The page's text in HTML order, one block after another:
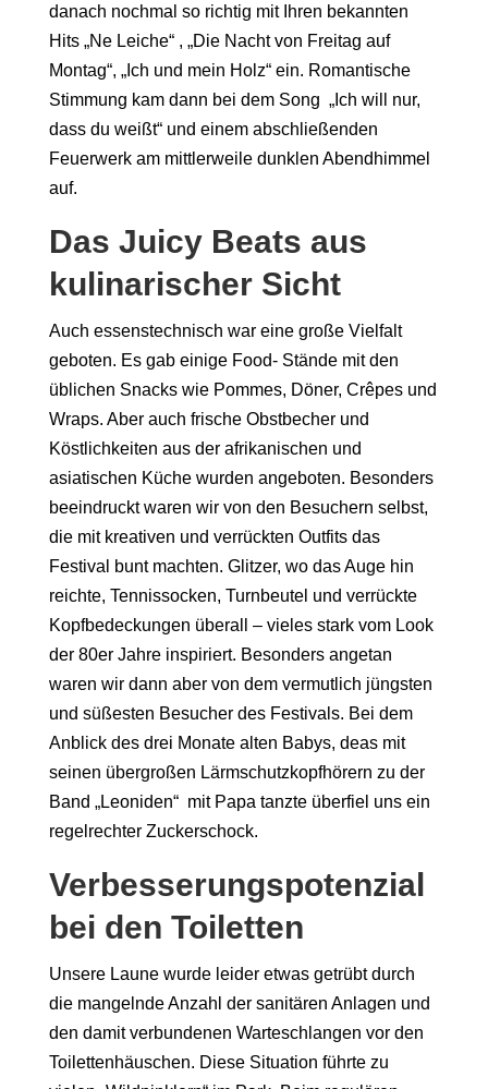
danach nochmal so richtig mit Ihren bekannten
Hits „NeLeiche“ , „Die Nacht von Freitag auf
Montag“, „Ich und mein Holz“ ein. Romantische
Stimmung kam dann bei dem Song „Ich will nur,
dassdu weißt“ und einem abschließenden
Feuerwerkam mittlerweile dunklen Abendhimmel
auf.
Das Juicy Beats aus
kulinarischer Sicht
Auch essenstechnisch war eine große Vielfalt
geboten. Es gab einige Food- Ständemit den
üblichen Snacks wie Pommes, Döner, Crêpesund
Wraps. Aber auch frische Obstbecherund
Köstlichkeiten aus der afrikanischen und
asiatischen Küche wurden angeboten. Besonders
beeindruckt waren wir von den Besuchern selbst,
die mit kreativen und verrückten Outfits das
Festival bunt machten. Glitzer, wo das Auge hin
reichte, Tennissocken, Turnbeutel und verrückte
Kopfbedeckungen überall
– vielesstark vom Look
der 80er Jahre inspiriert. Besonders angetan
waren wir dann aber von dem vermutlich jüngsten
und süßesten Besucher des Festivals. Bei dem
Anblick des drei Monate alten Babys, deasmit
seinen übergroßen Lärmschutzkopfhörern zu der
Band „Leoniden“ mitPapa tanzte überfiel uns ein
regelrechter Zuckerschock.
Verbesserungspotenzial
bei den Toiletten
Unsere Laune wurde leider etwas getrübt durch
die mangelnde Anzahl dersanitären Anlagen und
den damit verbundenen Warteschlangen vor den
Toilettenhäuschen. Diese Situation führte zu